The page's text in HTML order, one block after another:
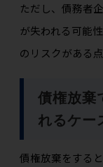
ただし、債務者
が失われる可能
のリスクがある
債権放棄
れるケー
債権放棄をする